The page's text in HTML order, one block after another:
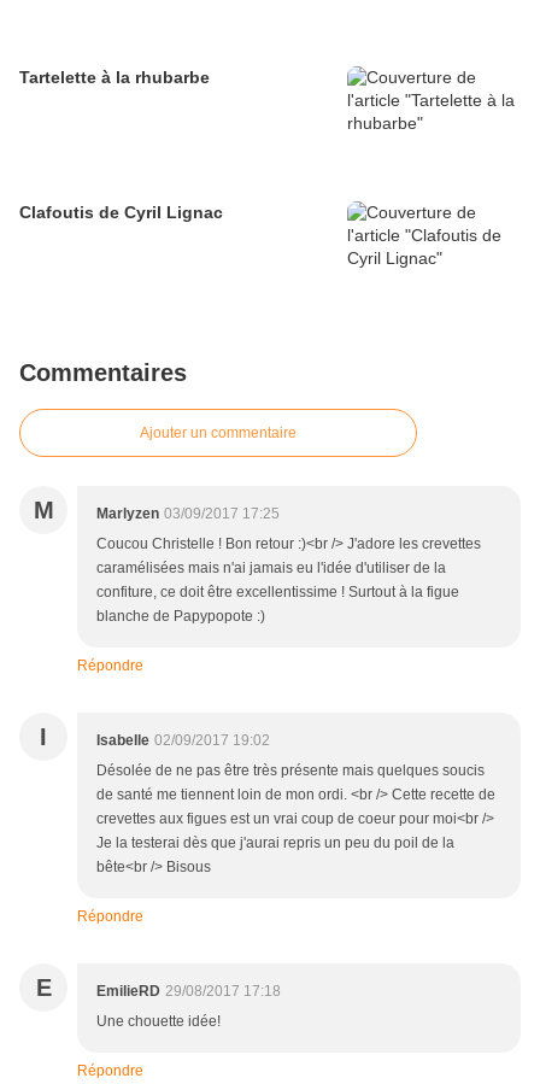
Tartelette à la rhubarbe
Clafoutis de Cyril Lignac
Commentaires
Ajouter un commentaire
M Marlyzen 03/09/2017 17:25
Coucou Christelle ! Bon retour :)<br /> J'adore les crevettes
caramélisées mais n'ai jamais eu l'idée d'utiliser de la
confiture, ce doit être excellentissime ! Surtout à la figue
blanche de Papypopote :)
Répondre
I Isabelle 02/09/2017 19:02
Désolée de ne pas être très présente mais quelques soucis
de santé me tiennent loin de mon ordi. <br /> Cette recette de
crevettes aux figues est un vrai coup de coeur pour moi<br />
Je la testerai dès que j'aurai repris un peu du poil de la
bête<br /> Bisous
Répondre
E EmilieRD 29/08/2017 17:18
Une chouette idée!
Répondre